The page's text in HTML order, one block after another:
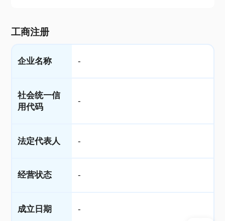
工商注册
企业名称 -
社会统一信
用代码
-
法定代表人 -
经营状态 -
成立日期 -